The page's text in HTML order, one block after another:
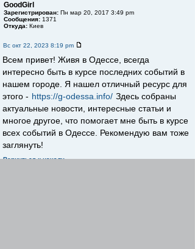
GoodGirl
Зарегистрирован: Пн мар 20, 2017 3:49 pm
Сообщения: 1371
Откуда: Киев
Вс окт 22, 2023 8:19 pm
Всем привет! Живя в Одессе, всегда
интересно быть в курсе последних событий в
нашем городе. Я нашел отличный ресурс для
этого - https://g-odessa.info/ Здесь собраны
актуальные новости, интересные статьи и
многое другое, что помогает мне быть в курсе
всех событий в Одессе. Рекомендую вам тоже
заглянуть!
Вернуться к началу